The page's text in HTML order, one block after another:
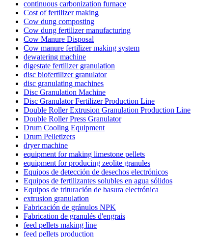
continuous carbonization furnace
Cost of fertilizer making
Cow dung composting
Cow dung fertilizer manufacturing
Cow Manure Disposal
Cow manure fertilizer making system
dewatering machine
digestate fertilizer granulation
disc biofertilizer granulator
disc granulating machines
Disc Granulation Machine
Disc Granulator Fertilizer Production Line
Double Roller Extrusion Granulation Production Line
Double Roller Press Granulator
Drum Cooling Equipment
Drum Pelletizers
dryer machine
equipment for making limestone pellets
equipment for producing zeolite granules
Equipos de detección de desechos electrónicos
Equipos de fertilizantes solubles en agua sólidos
Equipos de trituración de basura electrónica
extrusion granulation
Fabricación de gránulos NPK
Fabrication de granulés d'engrais
feed pellets making line
feed pellets production